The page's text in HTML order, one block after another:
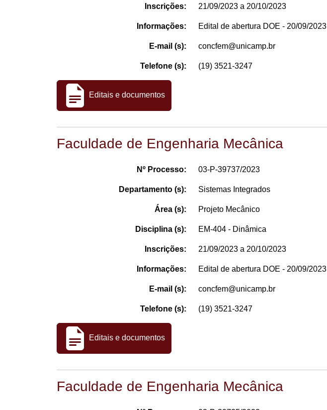
Inscrições: 21/09/2023 a 20/10/2023
Informações: Edital de abertura DOE - 20/09/2023
E-mail (s): concfem@unicamp.br
Telefone (s): (19) 3521-3247
Editais e documentos
Faculdade de Engenharia Mecânica
Nº Processo: 03-P-39737/2023
Departamento (s): Sistemas Integrados
Área (s): Projeto Mecânico
Disciplina (s): EM-404 - Dinâmica
Inscrições: 21/09/2023 a 20/10/2023
Informações: Edital de abertura DOE - 20/09/2023
E-mail (s): concfem@unicamp.br
Telefone (s): (19) 3521-3247
Editais e documentos
Faculdade de Engenharia Mecânica